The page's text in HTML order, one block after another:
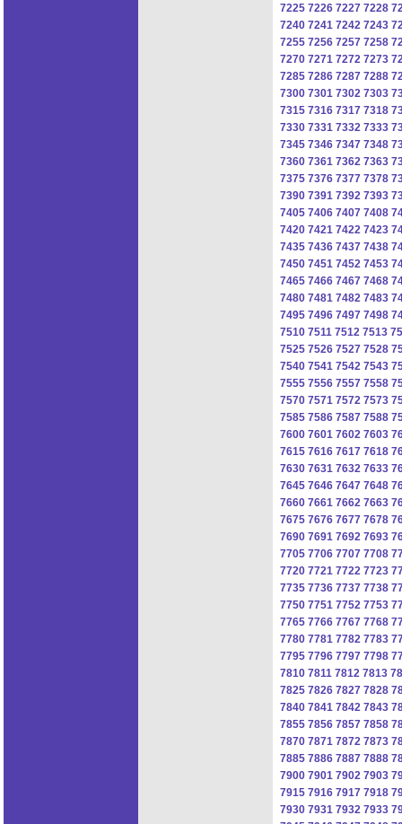
7225 7226 7227 7228
7240 7241 7242 7243
7255 7256 7257 7258
7270 7271 7272 7273
7285 7286 7287 7288
7300 7301 7302 7303
7315 7316 7317 7318
7330 7331 7332 7333
7345 7346 7347 7348
7360 7361 7362 7363
7375 7376 7377 7378
7390 7391 7392 7393
7405 7406 7407 7408
7420 7421 7422 7423
7435 7436 7437 7438
7450 7451 7452 7453
7465 7466 7467 7468
7480 7481 7482 7483
7495 7496 7497 7498
7510 7511 7512 7513
7525 7526 7527 7528
7540 7541 7542 7543
7555 7556 7557 7558
7570 7571 7572 7573
7585 7586 7587 7588
7600 7601 7602 7603
7615 7616 7617 7618
7630 7631 7632 7633
7645 7646 7647 7648
7660 7661 7662 7663
7675 7676 7677 7678
7690 7691 7692 7693
7705 7706 7707 7708
7720 7721 7722 7723
7735 7736 7737 7738
7750 7751 7752 7753
7765 7766 7767 7768
7780 7781 7782 7783
7795 7796 7797 7798
7810 7811 7812 7813
7825 7826 7827 7828
7840 7841 7842 7843
7855 7856 7857 7858
7870 7871 7872 7873
7885 7886 7887 7888
7900 7901 7902 7903
7915 7916 7917 7918
7930 7931 7932 7933